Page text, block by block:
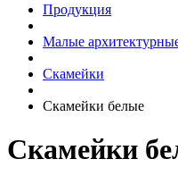
Продукция
Малые
Скамейки
Скамейки белые
Скамейки